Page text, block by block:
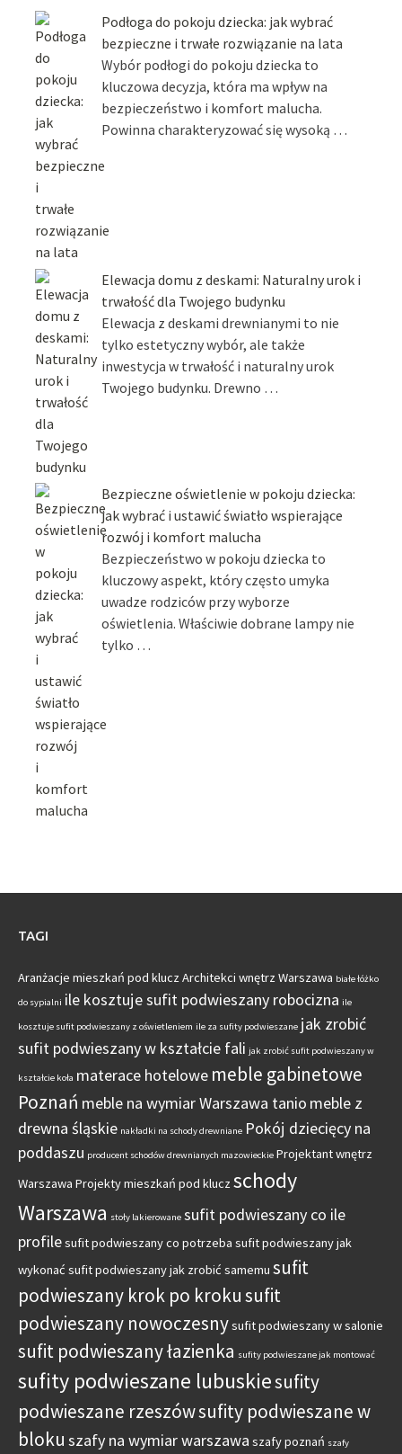
Podłoga do pokoju dziecka: jak wybrać
bezpieczne i trwałe rozwiązanie na lata
Wybór podłogi do pokoju dziecka to
kluczowa decyzja, która ma wpływ na
bezpieczeństwo i komfort malucha.
Powinna charakteryzować się wysoką …
Elewacja domu z deskami: Naturalny urok i
trwałość dla Twojego budynku
Elewacja z deskami drewnianymi to nie
tylko estetyczny wybór, ale także
inwestycja w trwałość i naturalny urok
Twojego budynku. Drewno …
Bezpieczne oświetlenie w pokoju dziecka:
jak wybrać i ustawić światło wspierające
rozwój i komfort malucha
Bezpieczeństwo w pokoju dziecka to
kluczowy aspekt, który często umyka
uwadze rodziców przy wyborze
oświetlenia. Właściwie dobrane lampy nie
tylko …
TAGI
Aranżacje mieszkań pod klucz Architekci wnętrz Warszawa białe łóżko
do sypialni ile kosztuje sufit podwieszany robocizna ile
kosztuje sufit podwieszany z oświetleniem ile za sufity podwieszane jak zrobić
sufit podwieszany w kształcie fali jak zrobić sufit podwieszany w
kształcie koła materace hotelowe meble gabinetowe
Poznań meble na wymiar Warszawa tanio meble z
drewna śląskie nakładki na schody drewniane Pokój dziecięcy na
poddaszu producent schodów drewnianych mazowieckie Projektant wnętrz
Warszawa Projekty mieszkań pod klucz schody
Warszawa stoły lakierowane sufit podwieszany co ile
profilesufit podwieszany co potrzeba sufit podwieszany jak
wykonać sufit podwieszany jak zrobić samemu sufit
podwieszany krok po krokusufit
podwieszany nowoczesnysufit podwieszany w salonie
sufit podwieszany łazienka sufity podwieszane jak montować
sufity podwieszane lubuskiesufity
podwieszane rzeszówsufity podwieszane w
bloku szafy na wymiar warszawa szafy poznań szafy